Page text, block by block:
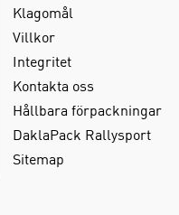
Klagomål
Villkor
Integritet
Kontakta oss
Hållbara förpackningar
DaklaPack Rallysport
Sitemap